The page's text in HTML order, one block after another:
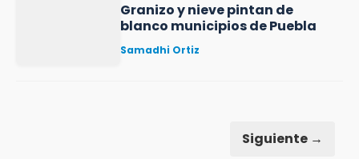
Granizo y nieve pintan de
blanco municipios de Puebla
Samadhi Ortiz
Siguiente →